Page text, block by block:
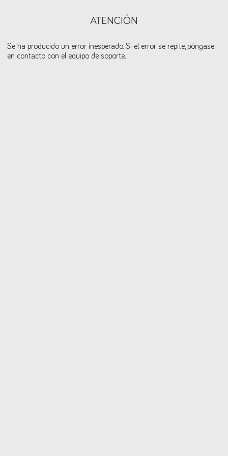
ATENCIÓN
Se ha producido un error inesperado. Si el error se repite, póngase
en contacto con el equipo de soporte.